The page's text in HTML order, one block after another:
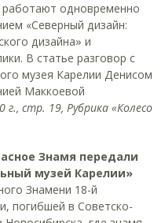
одновременно
«Северный дизайн:
дизайна» и
В статье разговор с
музея Карелии Денисом
Маккоевой
стр. 19, Рубрика «Колесо
Знамя передали
музей Карелии»
Знамени 18-й
погибшей в Советско-